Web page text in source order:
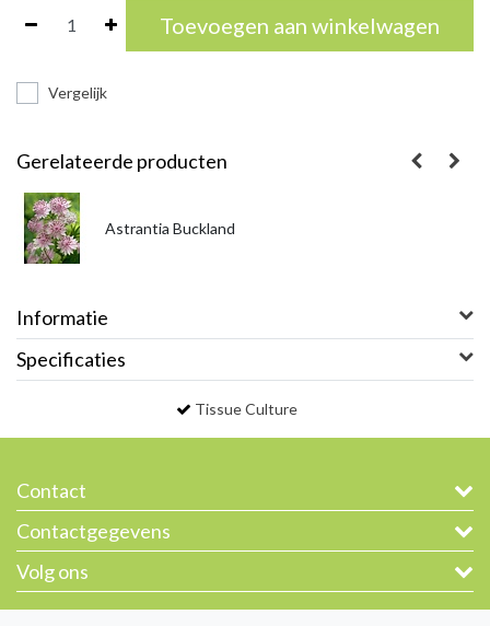
Toevoegen aan winkelwagen
Vergelijk
Gerelateerde producten
Astrantia Buckland
Informatie
Specificaties
Tissue Culture
Contact
Contactgegevens
Volg ons